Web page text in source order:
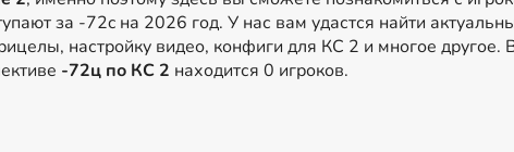
за -72c на 2026 год. У нас вам удастся найти
настройку видео, конфиги для КС 2 и многое другое.
-72ц по КС 2 находится 0 игроков.